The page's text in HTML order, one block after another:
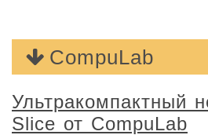
CompuLab
Ультракомпактный
Slice от CompuLab